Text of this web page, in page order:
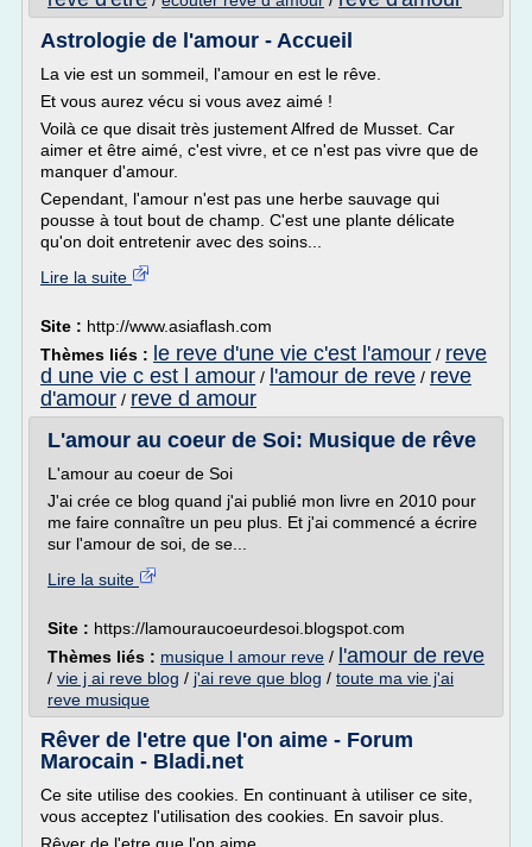
Astrologie de l'amour - Accueil
La vie est un sommeil, l'amour en est le rêve.
Et vous aurez vécu si vous avez aimé !
Voilà ce que disait très justement Alfred de Musset. Car
aimer et être aimé, c'est vivre, et ce n'est pas vivre que de
manquer d'amour.
Cependant, l'amour n'est pas une herbe sauvage qui
pousse à tout bout de champ. C'est une plante délicate
qu'on doit entretenir avec des soins...
Lire la suite
Site : http://www.asiaflash.com
Thèmes liés : le reve d'une vie c'est l'amour / reve
d une vie c est l amour / l'amour de reve / reve
d'amour / reve d amour
L'amour au coeur de Soi: Musique de rêve
L'amour au coeur de Soi
J'ai crée ce blog quand j'ai publié mon livre en 2010 pour
me faire connaître un peu plus. Et j'ai commencé a écrire
sur l'amour de soi, de se...
Lire la suite
Site : https://lamouraucoeurdesoi.blogspot.com
Thèmes liés : musique l amour reve / l'amour de reve
/ vie j ai reve blog / j'ai reve que blog / toute ma vie j'ai
reve musique
Rêver de l'etre que l'on aime - Forum
Marocain - Bladi.net
Ce site utilise des cookies. En continuant à utiliser ce site,
vous acceptez l'utilisation des cookies. En savoir plus.